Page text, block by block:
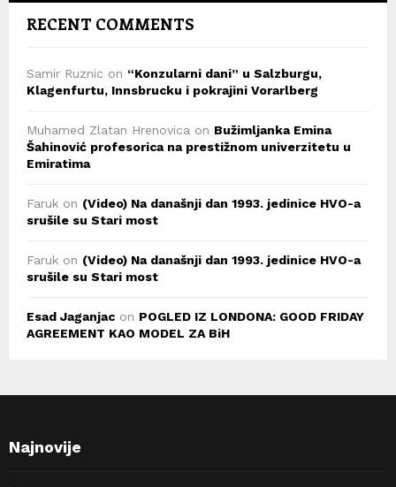
RECENT COMMENTS
Samir Ruznic on “Konzularni dani” u Salzburgu,
Klagenfurtu, Innsbrucku i pokrajini Vorarlberg
Muhamed Zlatan Hrenovica on Bužimljanka Emina
Šahinović profesorica na prestižnom univerzitetu u
Emiratima
Faruk on (Video) Na današnji dan 1993. jedinice HVO-a
srušile su Stari most
Faruk on (Video) Na današnji dan 1993. jedinice HVO-a
srušile su Stari most
Esad Jaganjac on POGLED IZ LONDONA: GOOD FRIDAY
AGREEMENT KAO MODEL ZA BiH
Najnovije